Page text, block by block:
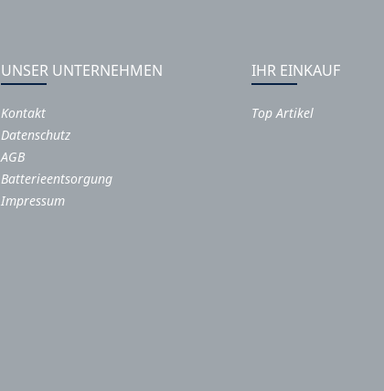
UNSER UNTERNEHMEN
Kontakt
Datenschutz
AGB
Batterieentsorgung
Impressum
IHR EINKAUF
Top Artikel